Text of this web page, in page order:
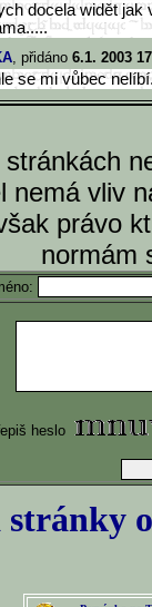
docela widět jak
, přidáno 6.1. 2003
se mi vůbec
nemá vliv
právo
normám
heslo
stránky